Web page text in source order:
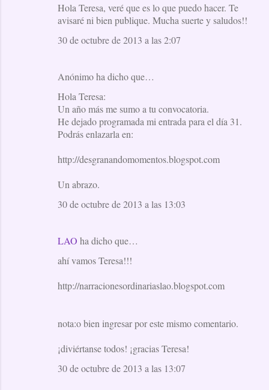
Hola Teresa, veré que es lo que puedo hacer. Te
avisaré ni bien publique. Mucha suerte y saludos!!
30 de octubre de 2013 a las 2:07
Anónimo ha dicho que…
Hola Teresa:
Un año más me sumo a tu convocatoria.
He dejado programada mi entrada para el día 31.
Podrás enlazarla en:
http://desgranandomomentos.blogspot.com
Un abrazo.
30 de octubre de 2013 a las 13:03
LAO ha dicho que…
ahí vamos Teresa!!!
http://narracionesordinariaslao.blogspot.com
nota:o bien ingresar por este mismo comentario.
¡diviértanse todos! ¡gracias Teresa!
30 de octubre de 2013 a las 13:07